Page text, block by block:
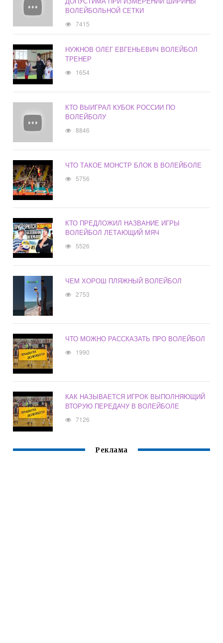
ВОЛЕЙБОЛЬНОЙ СЕТКИ
7415
НУЖНОВ ОЛЕГ ЕВГЕНЬЕВИЧ ВОЛЕЙБОЛ
ТРЕНЕР
1654
КТО ВЫИГРАЛ КУБОК РОССИИ ПО
ВОЛЕЙБОЛУ
8846
ЧТО ТАКОЕ МОНСТР БЛОК В ВОЛЕЙБОЛЕ
5756
КТО ПРЕДЛОЖИЛ НАЗВАНИЕ ИГРЫ
ВОЛЕЙБОЛ ЛЕТАЮЩИЙ МЯЧ
5526
ЧЕМ ХОРОШ ПЛЯЖНЫЙ ВОЛЕЙБОЛ
2753
ЧТО МОЖНО РАССКАЗАТЬ ПРО ВОЛЕЙБОЛ
1990
КАК НАЗЫВАЕТСЯ ИГРОК ВЫПОЛНЯЮЩИЙ
ВТОРУЮ ПЕРЕДАЧУ В ВОЛЕЙБОЛЕ
7126
Реклама